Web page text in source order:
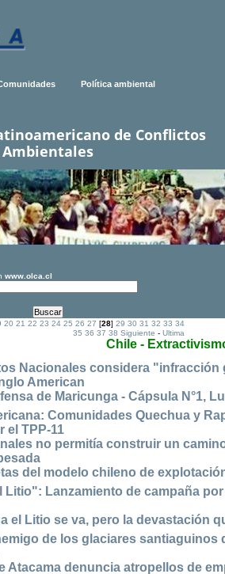
Política ambiental
de Conflictos
Ambientales
www.olca.cl
20 21 22 23 24 25 26 27 [28]29 30 31 32 33 34
35 36 37 38 Siguiente -Ultima
Chile -
Nacionales considera "infracción
American
de Maricunga - Cápsula N°1,
Comunidades Quechua y
el TPP-11
no permitía construir un
del modelo chileno de
Litio": Lanzamiento de campaña
el Litio se va, pero la devastación
de los glaciares santiaguinos
Atacama denuncia atropellos de